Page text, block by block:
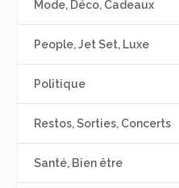
Mode, Déco, Cadeaux
People, Jet Set, Luxe
Politique
Restos, Sorties, Concerts
Santé, Bien être